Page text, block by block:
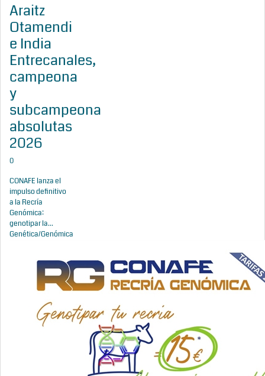
Araitz
Otamendi
e India
Entrecanales,
campeona
y
subcampeona
absolutas
2026
0
CONAFE lanza el
impulso definitivo
a la Recría
Genómica:
genotipar la...
Genética/Genómica